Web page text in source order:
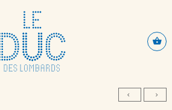
CONTENU PRINCIPAL